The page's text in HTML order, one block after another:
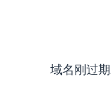
域名刚过